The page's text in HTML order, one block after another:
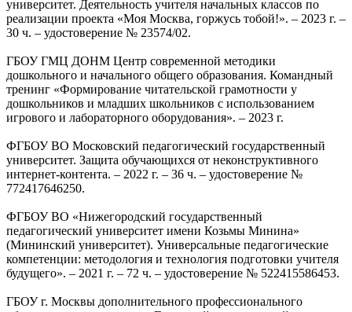
университет. Деятельность учителя начальных классов по
реализации проекта «Моя Москва, горжусь тобой!». – 2023 г. –
30 ч. – удостоверение № 23574/02.
ГБОУ ГМЦ ДОНМ Центр современной методики
дошкольного и начального общего образования. Командный
тренинг «Формирование читательской грамотности у
дошкольников и младших школьников с использованием
игрового и лабораторного оборудования». – 2023 г.
ФГБОУ ВО Московский педагогический государственный
университет. Защита обучающихся от неконструктивного
интернет-контента. – 2022 г. – 36 ч. – удостоверение №
772417646250.
ФГБОУ ВО «Нижегородский государственный
педагогический университет имени Козьмы Минина»
(Мининский университет). Универсальные педагогические
компетенции: методология и технология подготовки учителя
будущего». – 2021 г. – 72 ч. – удостоверение № 522415586453.
ГБОУ г. Москвы дополнительного профессионального